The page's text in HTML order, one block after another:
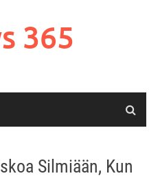
365
Silmiään, Kun